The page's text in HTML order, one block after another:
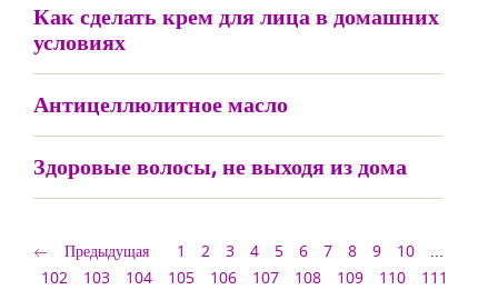
Как сделать крем для лица в домашних
условиях
Антицеллюлитное масло
Здоровые волосы, не выходя из дома
Предыдущая 1 2 3 4 5 6 7 8 9 10
...
102
103 104 105 106 107 108 109 110
111